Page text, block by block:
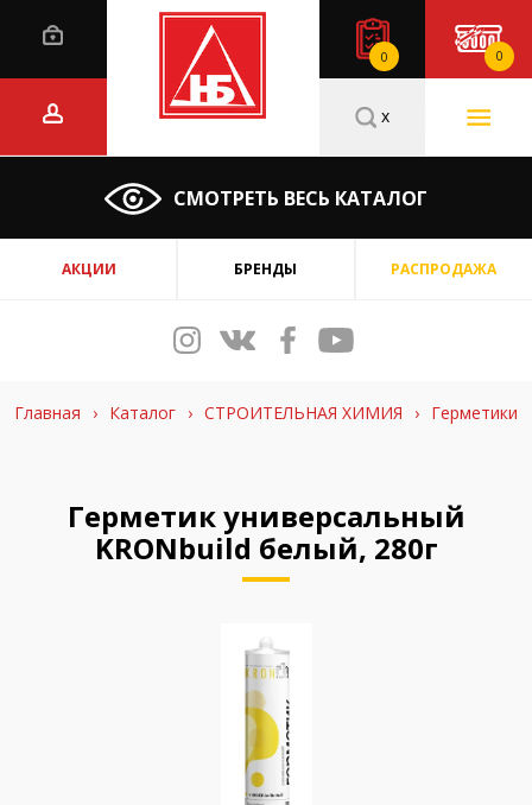
0 0
СМОТРЕТЬ ВЕСЬ КАТАЛОГ
x
АКЦИИ БРЕНДЫ РАСПРОДАЖА
Главная › Каталог › СТРОИТЕЛЬНАЯ ХИМИЯ › Герметики
Герметик универсальный
KRONbuild белый, 280г